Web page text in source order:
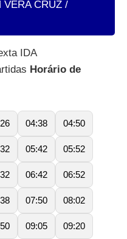
VERA CRUZ /
IDA
Horário de
04:38 04:50
05:42 05:52
06:42 06:52
07:50 08:02
09:05 09:20